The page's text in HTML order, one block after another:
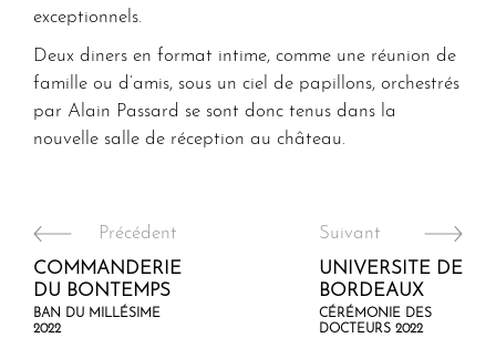
exceptionnels.
Deux diners en format intime, comme une réunion de
famille ou d’amis, sous un ciel de papillons, orchestrés
par Alain Passard se sont donc tenus dans la
nouvelle salle de réception au château.
Précédent
COMMANDERIE
DU BONTEMPS
BAN DU MILLÉSIME
2022
Suivant
UNIVERSITE DE
BORDEAUX
CÉRÉMONIE DES
DOCTEURS 2022